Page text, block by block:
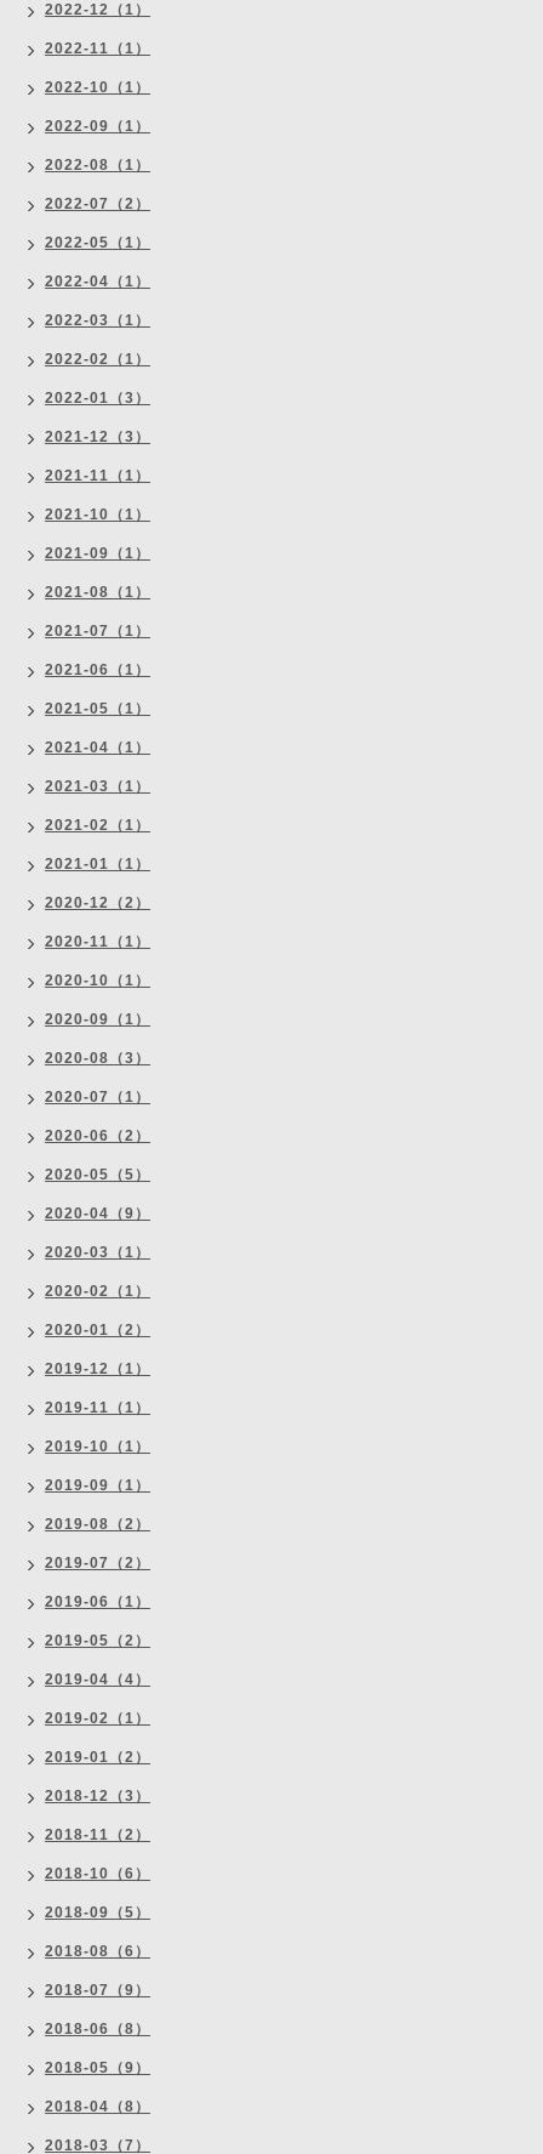
2022-12（1）
2022-11（1）
2022-10（1）
2022-09（1）
2022-08（1）
2022-07（2）
2022-05（1）
2022-04（1）
2022-03（1）
2022-02（1）
2022-01（3）
2021-12（3）
2021-11（1）
2021-10（1）
2021-09（1）
2021-08（1）
2021-07（1）
2021-06（1）
2021-05（1）
2021-04（1）
2021-03（1）
2021-02（1）
2021-01（1）
2020-12（2）
2020-11（1）
2020-10（1）
2020-09（1）
2020-08（3）
2020-07（1）
2020-06（2）
2020-05（5）
2020-04（9）
2020-03（1）
2020-02（1）
2020-01（2）
2019-12（1）
2019-11（1）
2019-10（1）
2019-09（1）
2019-08（2）
2019-07（2）
2019-06（1）
2019-05（2）
2019-04（4）
2019-02（1）
2019-01（2）
2018-12（3）
2018-11（2）
2018-10（6）
2018-09（5）
2018-08（6）
2018-07（9）
2018-06（8）
2018-05（9）
2018-04（8）
2018-03（7）